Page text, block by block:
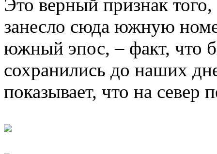
Это верный признак
занесло сюда южную
южный эпос, – факт, что
сохранились до наших
показывает, что на